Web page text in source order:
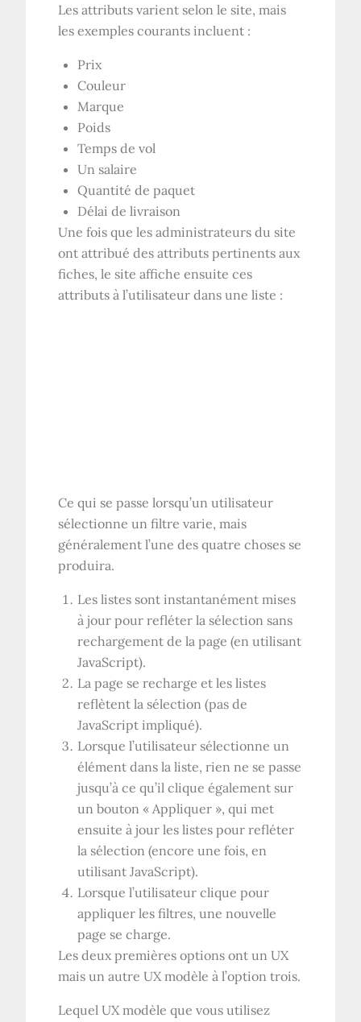
Les attributs varient selon le site, mais
les exemples courants incluent :
Prix
Couleur
Marque
Poids
Temps de vol
Un salaire
Quantité de paquet
Délai de livraison
Une fois que les administrateurs du site
ont attribué des attributs pertinents aux
fiches, le site affiche ensuite ces
attributs à l’utilisateur dans une liste :
Ce qui se passe lorsqu’un utilisateur
sélectionne un filtre varie, mais
généralement l’une des quatre choses se
produira.
Les listes sont instantanément mises
à jour pour refléter la sélection sans
rechargement de la page (en utilisant
JavaScript).
La page se recharge et les listes
reflètent la sélection (pas de
JavaScript impliqué).
Lorsque l’utilisateur sélectionne un
élément dans la liste, rien ne se passe
jusqu’à ce qu’il clique également sur
un bouton « Appliquer », qui met
ensuite à jour les listes pour refléter
la sélection (encore une fois, en
utilisant JavaScript).
Lorsque l’utilisateur clique pour
appliquer les filtres, une nouvelle
page se charge.
Les deux premières options ont unUX
mais un autreUX modèle à l’option trois.
LequelUX modèle que vous utilisez